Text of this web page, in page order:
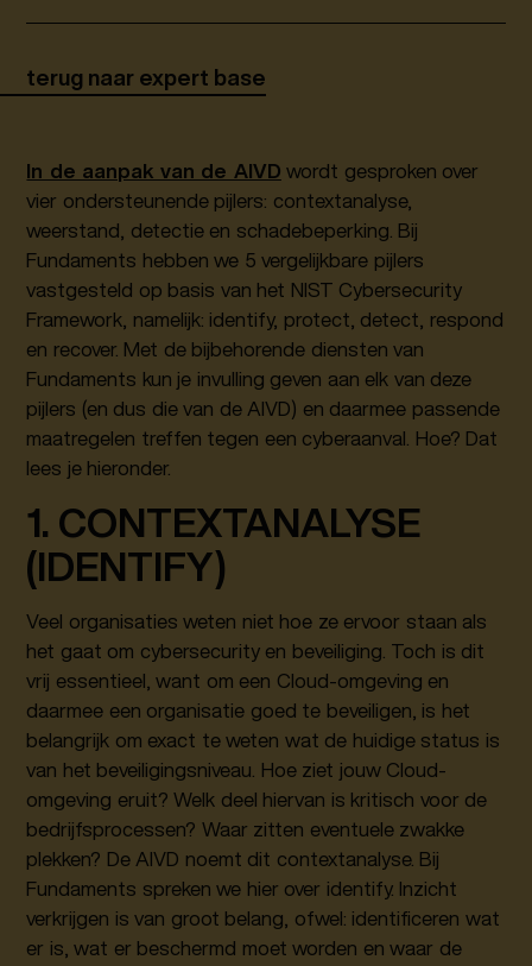
terug naar expert base
In de aanpak van de AIVD wordt gesproken over
vier ondersteunende pijlers: contextanalyse,
weerstand, detectie en schadebeperking. Bij
Fundaments hebben we 5 vergelijkbare pijlers
vastgesteld op basis van het NIST Cybersecurity
Framework, namelijk: identify, protect, detect, respond
en recover. Met de bijbehorende diensten van
Fundaments kun je invulling geven aan elk van deze
pijlers (en dus die van de AIVD) en daarmee passende
maatregelen treffen tegen een cyberaanval. Hoe? Dat
lees je hieronder.
1. CONTEXTANALYSE
(IDENTIFY)
Veel organisaties weten niet hoe ze ervoor staan als
het gaat om cybersecurity en beveiliging. Toch is dit
vrij essentieel, want om een Cloud-omgeving en
daarmee een organisatie goed te beveiligen, is het
belangrijk om exact te weten wat de huidige status is
van het beveiligingsniveau. Hoe ziet jouw Cloud-
omgeving eruit? Welk deel hiervan is kritisch voor de
bedrijfsprocessen? Waar zitten eventuele zwakke
plekken? De AIVD noemt dit contextanalyse. Bij
Fundaments spreken we hier over identify. Inzicht
verkrijgen is van groot belang, ofwel: identificeren wat
er is, wat er beschermd moet worden en waar de